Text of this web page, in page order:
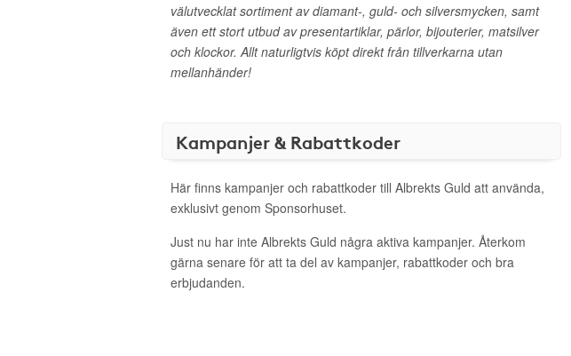
välutvecklat sortiment av diamant-, guld- och silversmycken, samt
även ett stort utbud av presentartiklar, pärlor, bijouterier, matsilver
och klockor. Allt naturligtvis köpt direkt från tillverkarna utan
mellanhänder!
Kampanjer & Rabattkoder
Här finns kampanjer och rabattkoder till Albrekts Guld att använda,
exklusivt genom Sponsorhuset.
Just nu har inte Albrekts Guld några aktiva kampanjer. Återkom
gärna senare för att ta del av kampanjer, rabattkoder och bra
erbjudanden.